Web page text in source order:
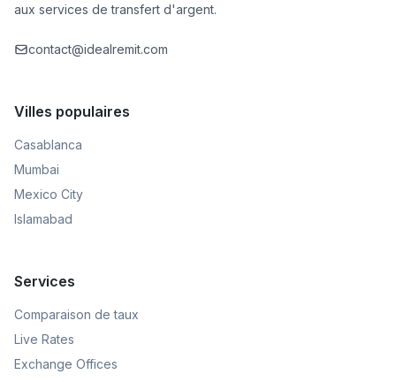
aux services de transfert d'argent.
contact@idealremit.com
Villes populaires
Casablanca
Mumbai
Mexico City
Islamabad
Services
Comparaison de taux
Live Rates
Exchange Offices